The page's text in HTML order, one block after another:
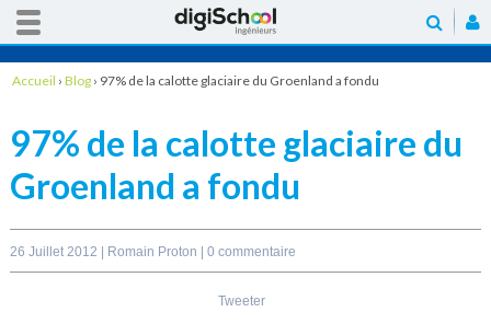
Accueil › Blog › 97% de la calotte glaciaire du Groenland a fondu
97% de la calotte glaciaire du
Groenland a fondu
26 Juillet 2012 | Romain Proton 0 commentaire
Tweeter